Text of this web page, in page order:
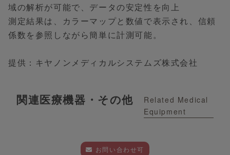
域の解析が可能で、データの安定性を向上
測定結果は、カラーマップと数値で表示され、信頼
係数を参照しながら簡単に計測可能。
提供：キヤノンメディカルシステムズ株式会社
関連医療機器・その他
Related Medical
Equipment
お問い合わせ可